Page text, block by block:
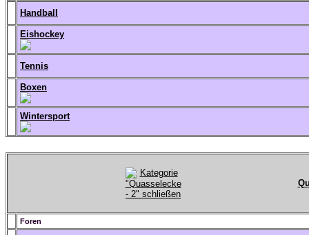
Handball
Eishockey
Tennis
Boxen
Wintersport
Foren